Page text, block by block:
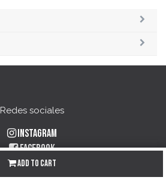
Add to Cart
Redes sociales
Instagram
Facebook
YouTube